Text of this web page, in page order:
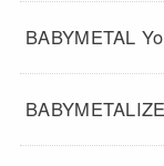
BABYMETAL
BABYMETALIZE